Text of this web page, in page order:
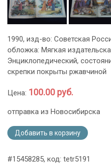
1990, изд-во: Советская
обложка: Мягкая
Энциклопедический,
скрепки покрыты ржавчиной
Цена: 100.00 руб.
отправка из Новосибирска
Добавить в корзину
#15458285, код: tetr5191